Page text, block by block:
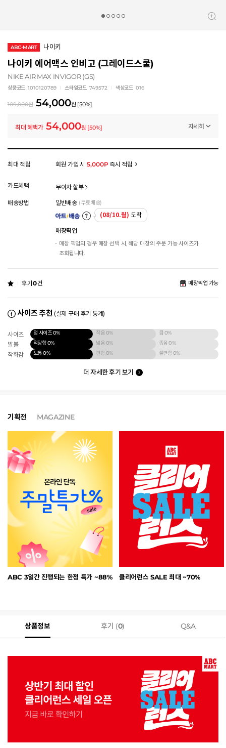
ABC-MART 나이키
나이키 에어맥스 인비고 (그레이드스쿨)
NIKE AIR MAX INVIGOR (GS)
상품코드 1010120789 스타일코드 749572 색상코드 016
109,000원 54,000원 [50%]
최대 혜택가 54,000원 [50%] 자세히
멤버십 상시 할인
모든 혜택이 적용된 금액으로, 실제 결제 금액과는 차이가 있을 수 있습니다.
최대 적립 회원 가입 시 5,000P즉시 적립
카드혜택 무이자 할부
배송방법 일반배송 (무료배송)
(08/10.월) 도착
매장픽업
매장 픽업의 경우 매장 선택 시, 해당 매장의 주문 가능 사이즈가
조회됩니다.
후기0건 매장픽업 가능
사이즈 추천 (실제 구매 후기 통계)
사이즈 정 사이즈0% 작음0% 큼0%
발볼 적당함0% 넓음0% 좁음0%
착화감 보통0% 편함0% 불편함0%
더 자세한 후기 보기
기획전 MAGAZINE
ABC 3일간 진행되는 한정 특가 ~88% 클리어런스 SALE 최대 ~70%
상품정보 후기 (0) Q&A